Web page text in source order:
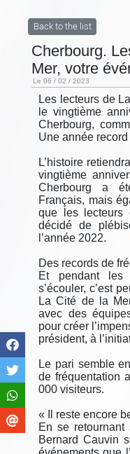
Back to the list
Cherbourg.
Mer, votre
Le 06 / 02 / 2023
Les lecteurs de
le vingtième
Cherbourg,
Une année
L’histoire
vingtième
Cherbourg a
Français, mais
que les lecteurs
décidé de
l’année 2022.
Des records de
Et pendant
s’écouler, c’est
La Cité de la
avec des
pour créer
président, à
Le pari semble
de fréquentation
000 visiteurs.
« Il reste encore
En se retournant
Bernard Cauvin